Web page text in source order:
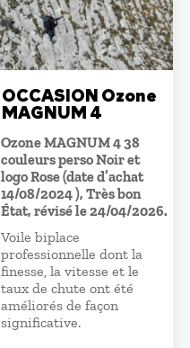
OCCASION Ozone
MAGNUM 4
Ozone MAGNUM 4 38
couleurs perso Noir et
logo Rose (date d’achat
14/08/2024 ), Très bon
État, révisé le 24/04/2026.
Voile biplace
professionnelle dont la
finesse, la vitesse et le
taux de chute ont été
améliorés de façon
significative.